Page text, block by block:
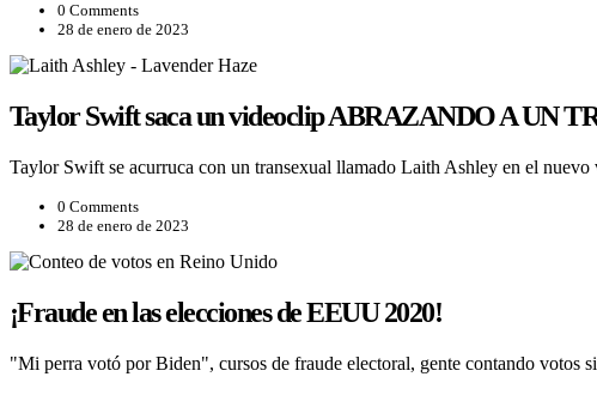
0 Comments
28 de enero de 2023
Taylor Swift saca un videoclip ABRAZANDO A UN
Taylor Swift se acurruca con un transexual llamado Laith Ashley en el
0 Comments
28 de enero de 2023
¡Fraude en las elecciones de EEUU 2020!
"Mi perra votó por Biden", cursos de fraude electoral, gente contando